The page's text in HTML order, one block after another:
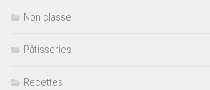
Non classé
Pâtisseries
Recettes